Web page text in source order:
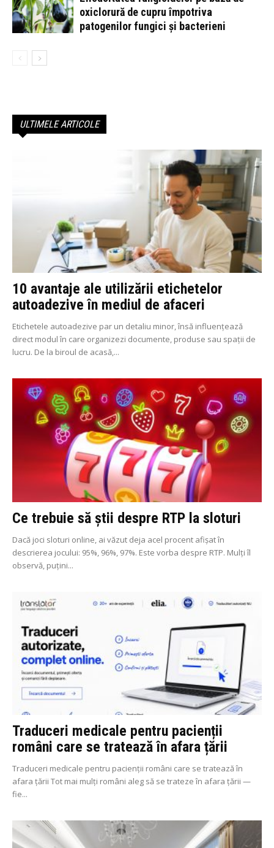
oxiclorură de cupru împotriva
patogenilor fungici și bacterieni
ULTIMELE ARTICOLE
10 avantaje ale utilizării etichetelor
autoadezive în mediul de afaceri
Etichetele autoadezive par un detaliu minor, însă influențează
direct modul în care organizezi documente, produse sau spații de
lucru. De la biroul de acasă,...
Ce trebuie să știi despre RTP la sloturi
Dacă joci sloturi online, ai văzut deja acel procent afișat în
descrierea jocului: 95%, 96%, 97%. Este vorba despre RTP. Mulți îl
observă, puțini...
Traduceri medicale pentru pacienții
români care se tratează în afara țării
Traduceri medicale pentru pacienții români care se tratează în
afara țării Tot mai mulți români aleg să se trateze în afara țării —
fie...